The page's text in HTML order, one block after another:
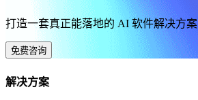
打造一套真正能落地的 AI 软件解决方案
免费咨询
解决方案